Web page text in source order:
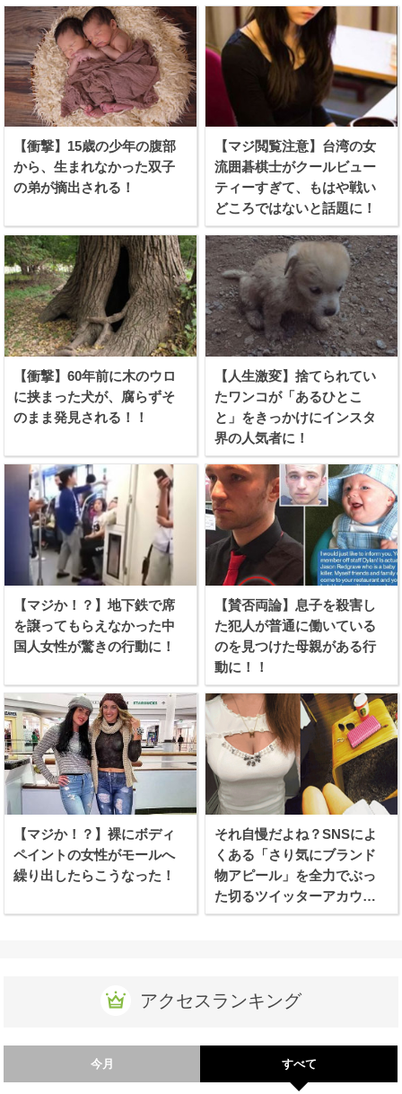
【衝撃】15歳の少年の腹部
から、生まれなかった双子
の弟が摘出される！
【マジ閲覧注意】台湾の女
流囲碁棋士がクールビュー
ティーすぎて、もはや戦い
どころではないと話題に！
【衝撃】60年前に木のウロ
に挟まった犬が、腐らずそ
のまま発見される！！
【人生激変】捨てられてい
たワンコが「あるひとこ
と」をきっかけにインスタ
界の人気者に！
【マジか！？】地下鉄で席
を譲ってもらえなかった中
国人女性が驚きの行動に！
【賛否両論】息子を殺害し
た犯人が普通に働いている
のを見つけた母親がある行
動に！！
【マジか！？】裸にボディ
ペイントの女性がモールへ
繰り出したらこうなった！
それ自慢だよね？SNSによ
くある「さり気にブランド
物アピール」を全力でぶっ
た切るツイッターアカウン
トが話題に！
アクセスランキング
今月 すべて